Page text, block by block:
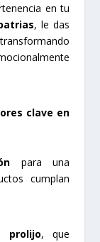
en tu
, le das
clave en
para una
cumplan
prolijo, que